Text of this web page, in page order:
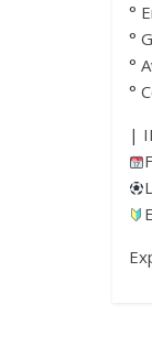
°
°
°
°
|